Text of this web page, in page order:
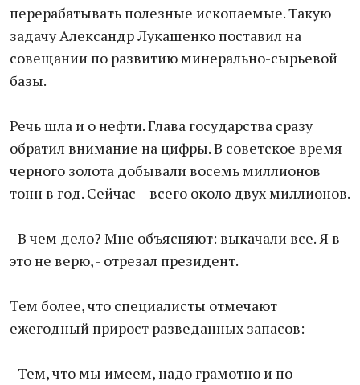
перерабатывать полезные ископаемые. Такую
задачу Александр Лукашенко поставил на
совещании по развитию минерально-сырьевой
базы.
Речь шла и о нефти. Глава государства сразу
обратил внимание на цифры. В советское время
черного золота добывали восемь миллионов
тонн в год. Сейчас – всего около двух миллионов.
- В чем дело? Мне объясняют: выкачали все. Я в
это не верю, - отрезал президент.
Тем более, что специалисты отмечают
ежегодный прирост разведанных запасов:
- Тем, что мы имеем, надо грамотно и по-